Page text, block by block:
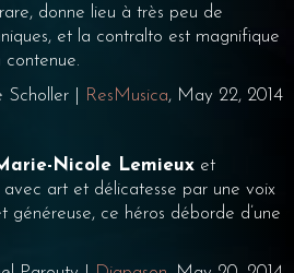
donne lieu à très peu de
et la contralto est magnifique
contenue.
Scholler |
ResMusica, May 22, 2014
Nicole Lemieux et
avec art et délicatesse par une voix
généreuse, ce héros déborde d’une